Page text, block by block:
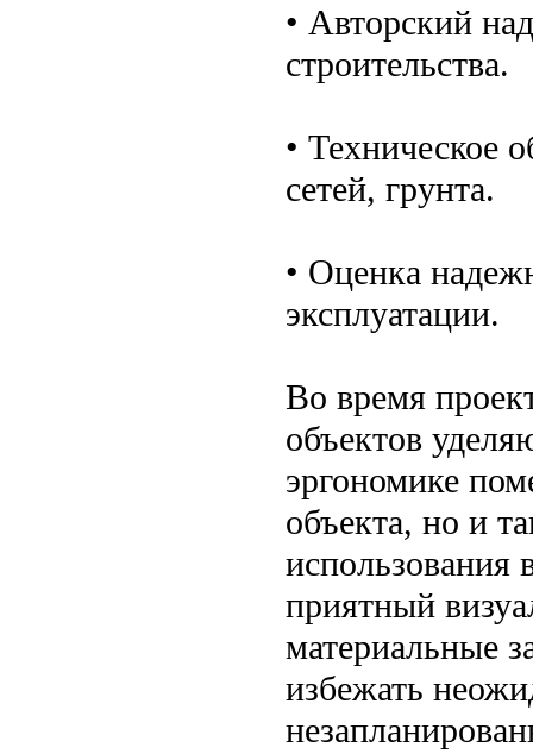
• Авторский
строительства.
• Техническое
сетей, грунта.
• Оценка
эксплуатации.
Во время
объектов
эргономике
объекта, но и
использования
приятный
материальные
избежать